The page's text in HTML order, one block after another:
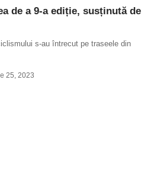
de a 9-a ediție, susținută de
s-au întrecut pe traseele din
25, 2023